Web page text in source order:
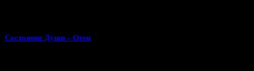
Состояние Души – Отец